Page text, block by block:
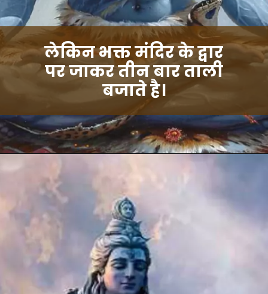
लेकिन भक्त मंदिर के द्वार
पर जाकर तीन बार ताली
बजाते है।